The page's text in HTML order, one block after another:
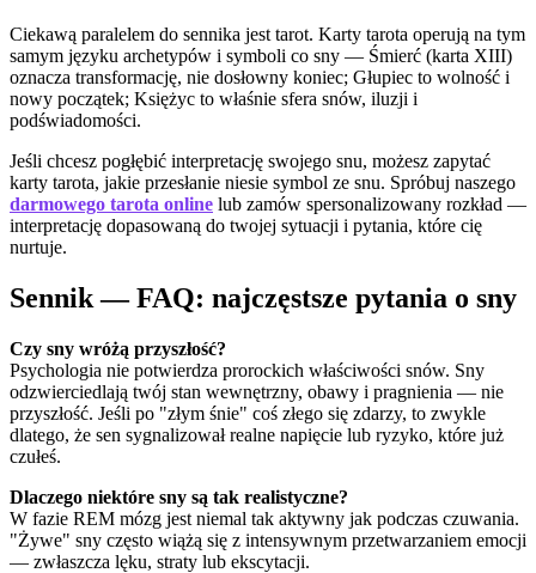
Ciekawą paralelem do sennika jest tarot. Karty tarota operują na tym
samym języku archetypów i symboli co sny — Śmierć (karta XIII)
oznacza transformację, nie dosłowny koniec; Głupiec to wolność i
nowy początek; Księżyc to właśnie sfera snów, iluzji i
podświadomości.
Jeśli chcesz pogłębić interpretację swojego snu, możesz zapytać
karty tarota, jakie przesłanie niesie symbol ze snu. Spróbuj naszego
darmowego tarota online lub zamów spersonalizowany rozkład —
interpretację dopasowaną do twojej sytuacji i pytania, które cię
nurtuje.
Sennik — FAQ: najczęstsze pytania o sny
Czy sny wróżą przyszłość?
Psychologia nie potwierdza prorockich właściwości snów. Sny
odzwierciedlają twój stan wewnętrzny, obawy i pragnienia — nie
przyszłość. Jeśli po "złym śnie" coś złego się zdarzy, to zwykle
dlatego, że sen sygnalizował realne napięcie lub ryzyko, które już
czułeś.
Dlaczego niektóre sny są tak realistyczne?
W fazie REM mózg jest niemal tak aktywny jak podczas czuwania.
"Żywe" sny często wiążą się z intensywnym przetwarzaniem emocji
— zwłaszcza lęku, straty lub ekscytacji.